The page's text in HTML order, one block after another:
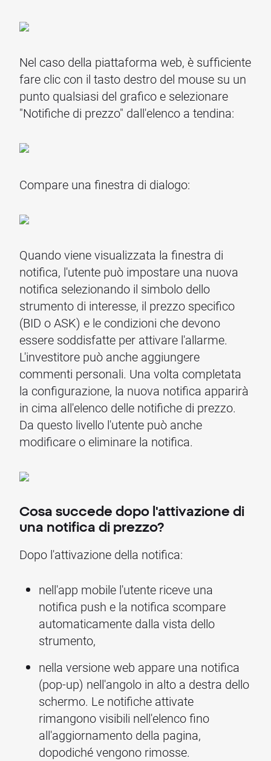
Nel caso della piattaforma web, è sufficiente
fare clic con il tasto destro del mouse su un
punto qualsiasi del grafico e selezionare
"Notifiche di prezzo" dall'elenco a tendina:
Compare una finestra di dialogo:
Quando viene visualizzata la finestra di
notifica, l'utente può impostare una nuova
notifica selezionando il simbolo dello
strumento di interesse, il prezzo specifico
(BID o ASK) e le condizioni che devono
essere soddisfatte per attivare l'allarme.
L'investitore può anche aggiungere
commenti personali. Una volta completata
la configurazione, la nuova notifica apparirà
in cima all'elenco delle notifiche di prezzo.
Da questo livello l'utente può anche
modificare o eliminare la notifica.
Cosa succede dopo l'attivazione di
una notifica di prezzo?
Dopo l'attivazione della notifica:
nell'app mobile l'utente riceve una
notifica push e la notifica scompare
automaticamente dalla vista dello
strumento,
nella versione web appare una notifica
(pop-up) nell'angolo in alto a destra dello
schermo. Le notifiche attivate
rimangono visibili nell'elenco fino
all'aggiornamento della pagina,
dopodiché vengono rimosse.